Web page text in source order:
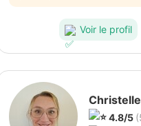
Voir le profil
Christelle
4.8/5